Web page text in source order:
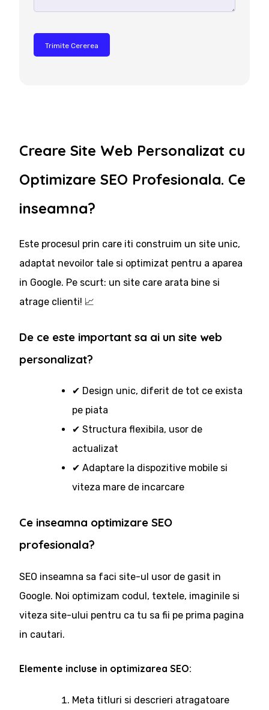
Creare Site Web Personalizat cu
Optimizare SEO Profesionala. Ce
inseamna?
Este procesul prin care iti construim un site unic,
adaptat nevoilor tale si optimizat pentru a aparea
in Google. Pe scurt: un site care arata bine si
atrage clienti! 📈
De ce este important sa ai un site web
personalizat?
✔ Design unic, diferit de tot ce exista
pe piata
✔ Structura flexibila, usor de
actualizat
✔ Adaptare la dispozitive mobile si
viteza mare de incarcare
Ce inseamna optimizare SEO
profesionala?
SEO inseamna sa faci site-ul usor de gasit in
Google. Noi optimizam codul, textele, imaginile si
viteza site-ului pentru ca tu sa fii pe prima pagina
in cautari.
Elemente incluse in optimizarea SEO:
Meta titluri si descrieri atragatoare